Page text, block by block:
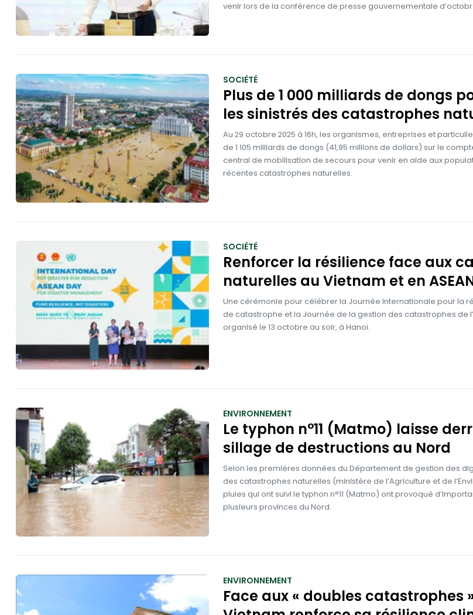
venir lors de la conférence de presse gouvernementale
SOCIÉTÉ
Plus de 1 000 milliards de dongs
les sinistrés des catastrophes
Au 29 octobre 2025 à 16h, les organismes, entreprises et
de 1 105 milliards de dongs (41,95 millions de dollars) sur le
central de mobilisation de secours pour venir en aide aux
récentes catastrophes naturelles.
SOCIÉTÉ
Renforcer la résilience face aux
naturelles au Vietnam et en
Une cérémonie pour célébrer la Journée internationale pour la
de catastrophe et la Journée de la gestion des catastrophes de
organisé le 13 octobre au soir, à Hanoï.
ENVIRONNEMENT
Le typhon n°11 (Matmo) laisse
sillage de destructions au Nord
Selon les premières données du Département de gestion des
des catastrophes naturelles (ministère de l’Agriculture et de
pluies qui ont suivi le typhon n°11 (Matmo) ont provoqué
plusieurs provinces du Nord.
ENVIRONNEMENT
Face aux « doubles catastrophes